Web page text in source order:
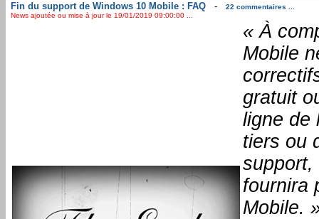
Fin du support de Windows 10 Mobile : FAQ -
22 commentaires ...
News ajoutée ou mise à jour le 19/01/2019 09:00:00 ...
« À
Mobile
gratuit
ligne de
tiers ou
support,
fournira
Mobile.